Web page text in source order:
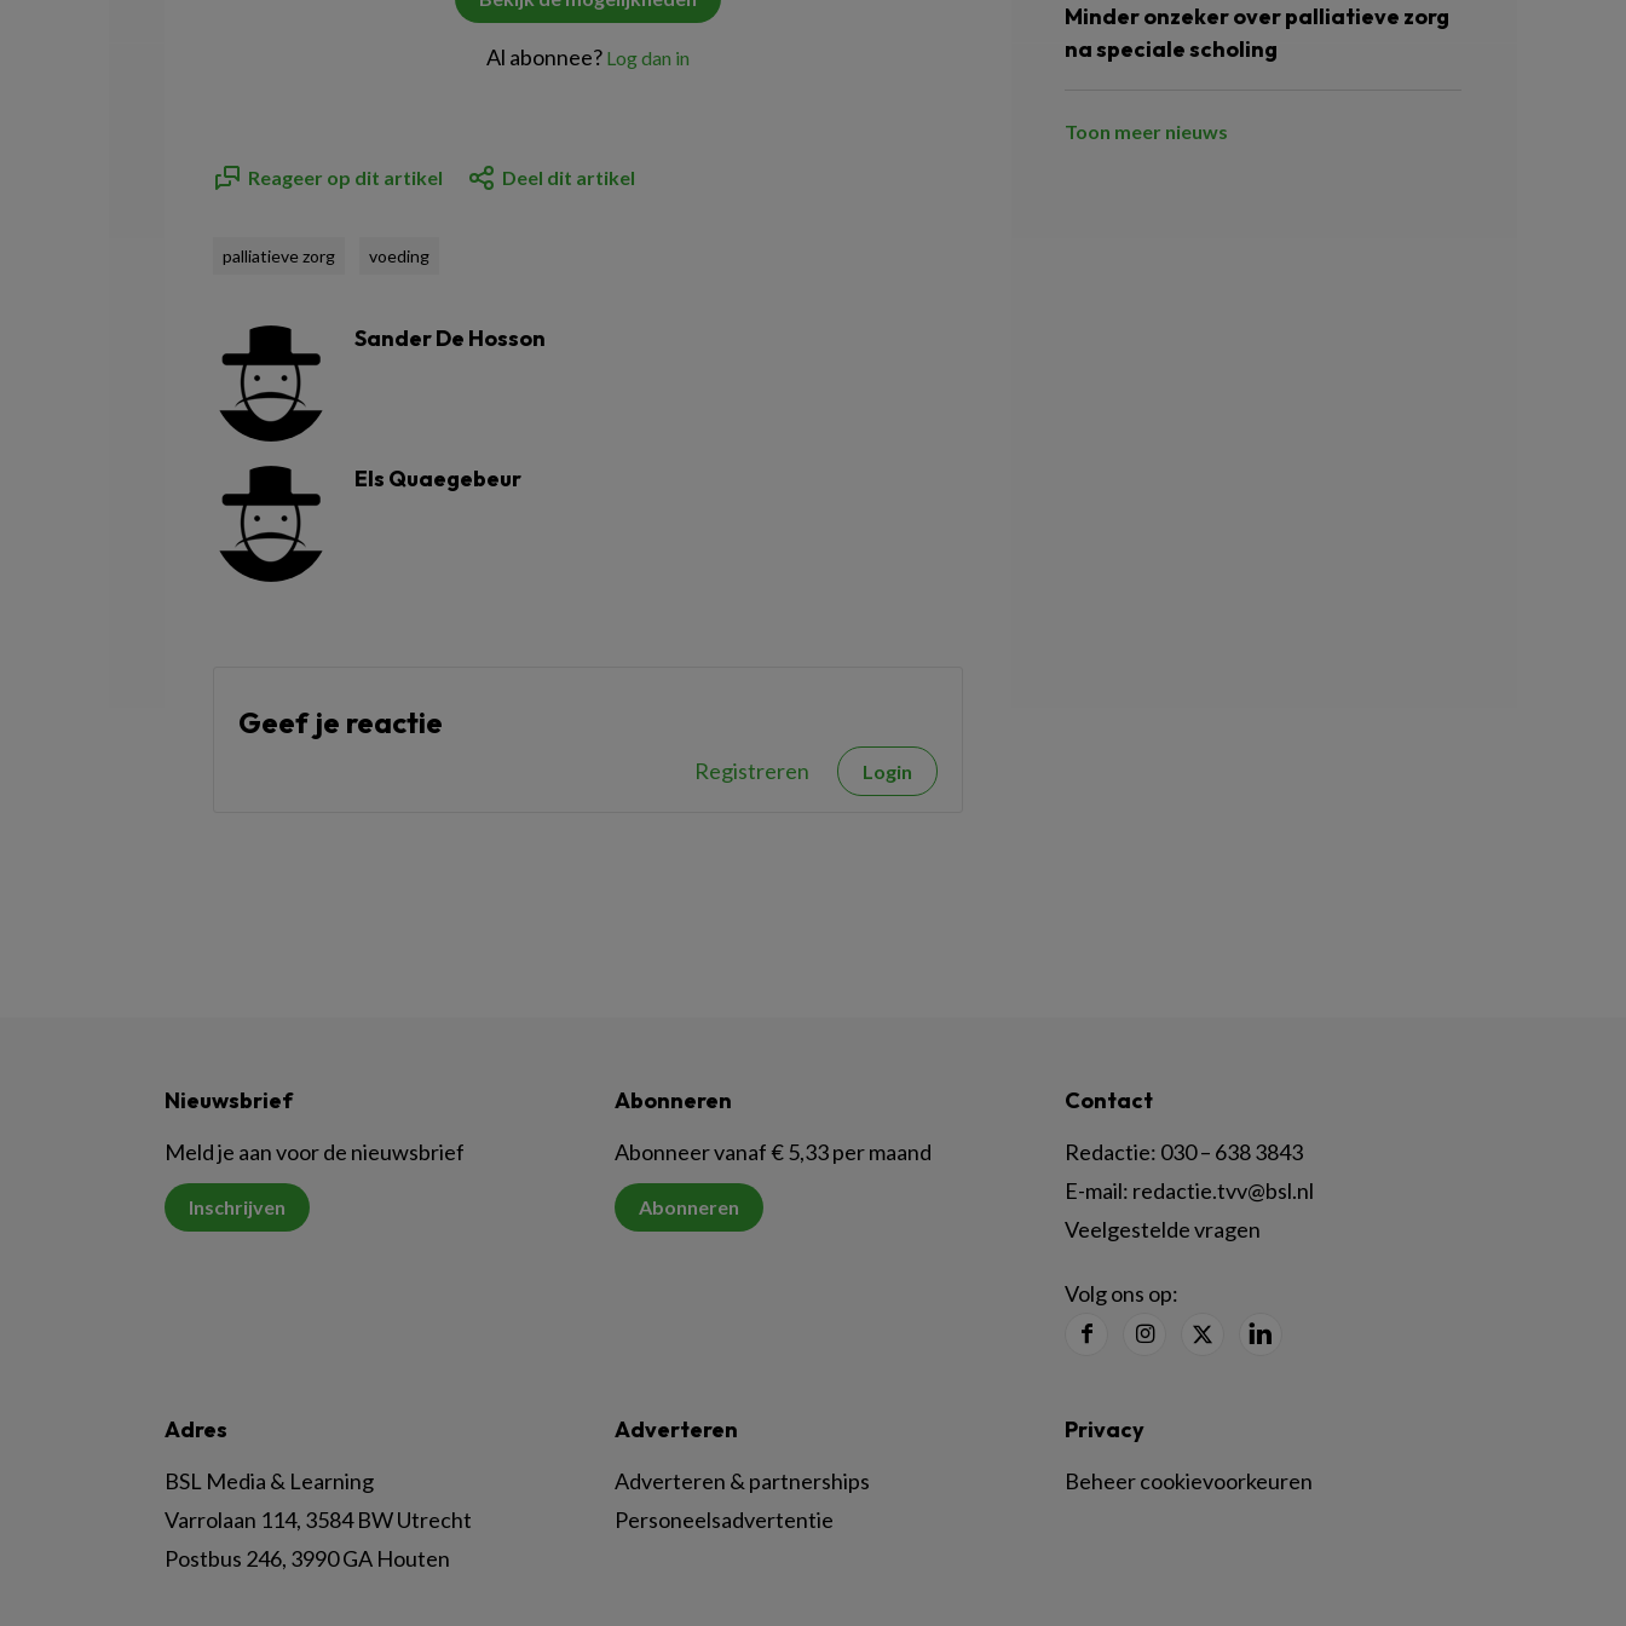
Al abonnee? Log dan in
Reageer op dit artikel Deel dit artikel
palliatieve zorg voeding
Sander De Hosson
Els Quaegebeur
Geef je reactie
Registreren Login
Minder onzeker over palliatieve zorg
na speciale scholing
Toon meer nieuws
Nieuwsbrief
Meld je aan voor de nieuwsbrief
Inschrijven
Abonneren
Abonneer vanaf € 5,33 per maand
Abonneren
Contact
Redactie: 030 – 638 3843
E-mail: redactie.tvv@bsl.nl
Veelgestelde vragen
Volg ons op:
Adres
BSL Media & Learning
Varrolaan 114, 3584 BW Utrecht
Postbus 246, 3990 GA Houten
Adverteren
Adverteren & partnerships
Personeelsadvertentie
Privacy
Beheer cookievoorkeuren